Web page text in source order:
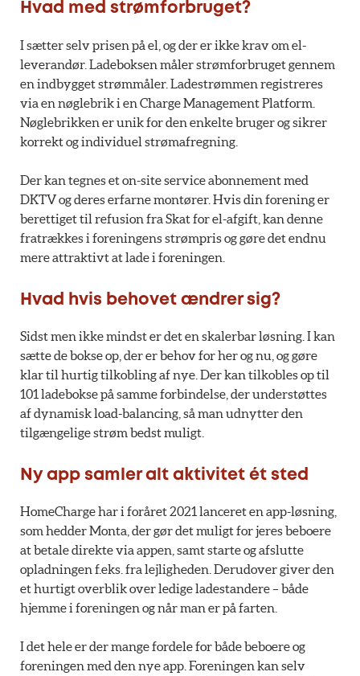
Hvad med strømforbruget?
I sætter selv prisen på el, og der er ikke krav om el-
leverandør. Ladeboksen måler strømforbruget gennem
en indbygget strømmåler. Ladestrømmen registreres
via en nøglebrik i en Charge Management Platform.
Nøglebrikken er unik for den enkelte bruger og sikrer
korrekt og individuel strømafregning.
Der kan tegnes et on-site service abonnement med
DKTV og deres erfarne montører. Hvis din forening er
berettiget til refusion fra Skat for el-afgift, kan denne
fratrækkes i foreningens strømpris og gøre det endnu
mere attraktivt at lade i foreningen.
Hvad hvis behovet ændrer sig?
Sidst men ikke mindst er det en skalerbar løsning. I kan
sætte de bokse op, der er behov for her og nu, og gøre
klar til hurtig tilkobling af nye. Der kan tilkobles op til
101 ladebokse på samme forbindelse, der understøttes
af dynamisk load-balancing, så man udnytter den
tilgængelige strøm bedst muligt.
Ny app samler alt aktivitet ét sted
HomeCharge har i foråret 2021 lanceret en app-løsning,
som hedder Monta, der gør det muligt for jeres beboere
at betale direkte via appen, samt starte og afslutte
opladningen f.eks. fra lejligheden. Derudover giver den
et hurtigt overblik over ledige ladestandere – både
hjemme i foreningen og når man er på farten.
I det hele er der mange fordele for både beboere og
foreningen med den nye app. Foreningen kan selv